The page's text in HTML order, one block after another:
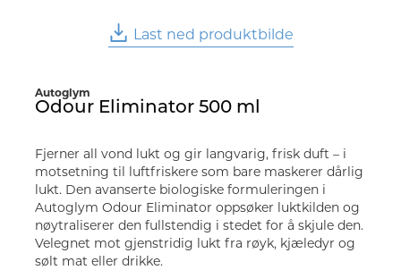
Last ned produktbilde
Autoglym
Odour Eliminator 500 ml
Fjerner all vond lukt og gir langvarig, frisk duft – i
motsetning til luftfriskere som bare maskerer dårlig
lukt. Den avanserte biologiske formuleringen i
Autoglym Odour Eliminator oppsøker luktkilden og
nøytraliserer den fullstendig i stedet for å skjule den.
Velegnet mot gjenstridig lukt fra røyk, kjæledyr og
sølt mat eller drikke.